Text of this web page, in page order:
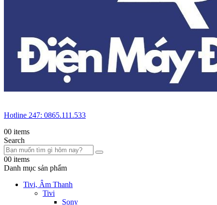
Hotline 247: 0865.111.533
00 items
Search
00 items
Danh mục sản phẩm
Tivi, Âm Thanh
Tivi
Sony